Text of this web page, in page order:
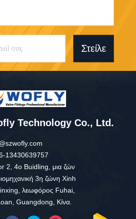
Στείλε
Technology Co., Ltd.
13430639757
2, 4ο Buidling, μια ζών
3η ζώνη Xinh
λεωφόρος Fuhai,
Guangdong, Κίνα.